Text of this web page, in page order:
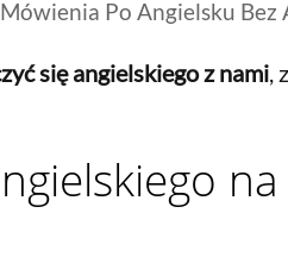
Po Angielsku Bez
się angielskiego z nami,
na